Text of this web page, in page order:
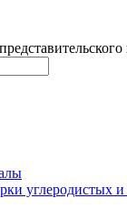
углеродистых